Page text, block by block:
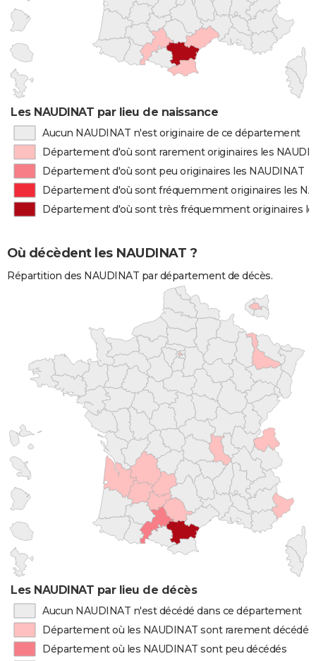
Les NAUDINAT par lieu de naissance
Aucun NAUDINAT n'est originaire de ce département
Département d'où sont rarement originaires les
Département d'où sont peu originaires les NAUDINAT
Département d'où sont fréquemment originaires les
Département d'où sont très fréquemment originaires
Où décèdent les NAUDINAT ?
Répartition des NAUDINAT par département de décès.
Les NAUDINAT par lieu de décès
Aucun NAUDINAT n'est décédé dans ce département
Département où les NAUDINAT sont rarement décédés
Département où les NAUDINAT sont peu décédés